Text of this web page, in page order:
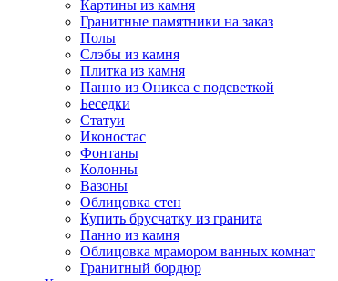
Картины из камня
Гранитные памятники на заказ
Полы
Слэбы из камня
Плитка из камня
Панно из Оникса с подсветкой
Беседки
Статуи
Иконостас
Фонтаны
Колонны
Вазоны
Облицовка стен
Купить брусчатку из гранита
Панно из камня
Облицовка мрамором ванных комнат
Гранитный бордюр